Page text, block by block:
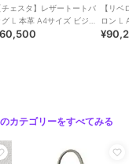
ーマ
５）、
ニャ
２）、
チェスタ】レザートートバ
グ L 本革 A4サイズ ビジネ
バッグ ※WEB限定（商品番
【リ
ロン L
ッグ（
カテゴリーをすべてみる